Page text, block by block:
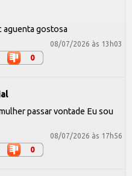
aguenta gostosa
08/07/2026 às 13h03
0
passar vontade Eu sou
08/07/2026 às 17h56
0